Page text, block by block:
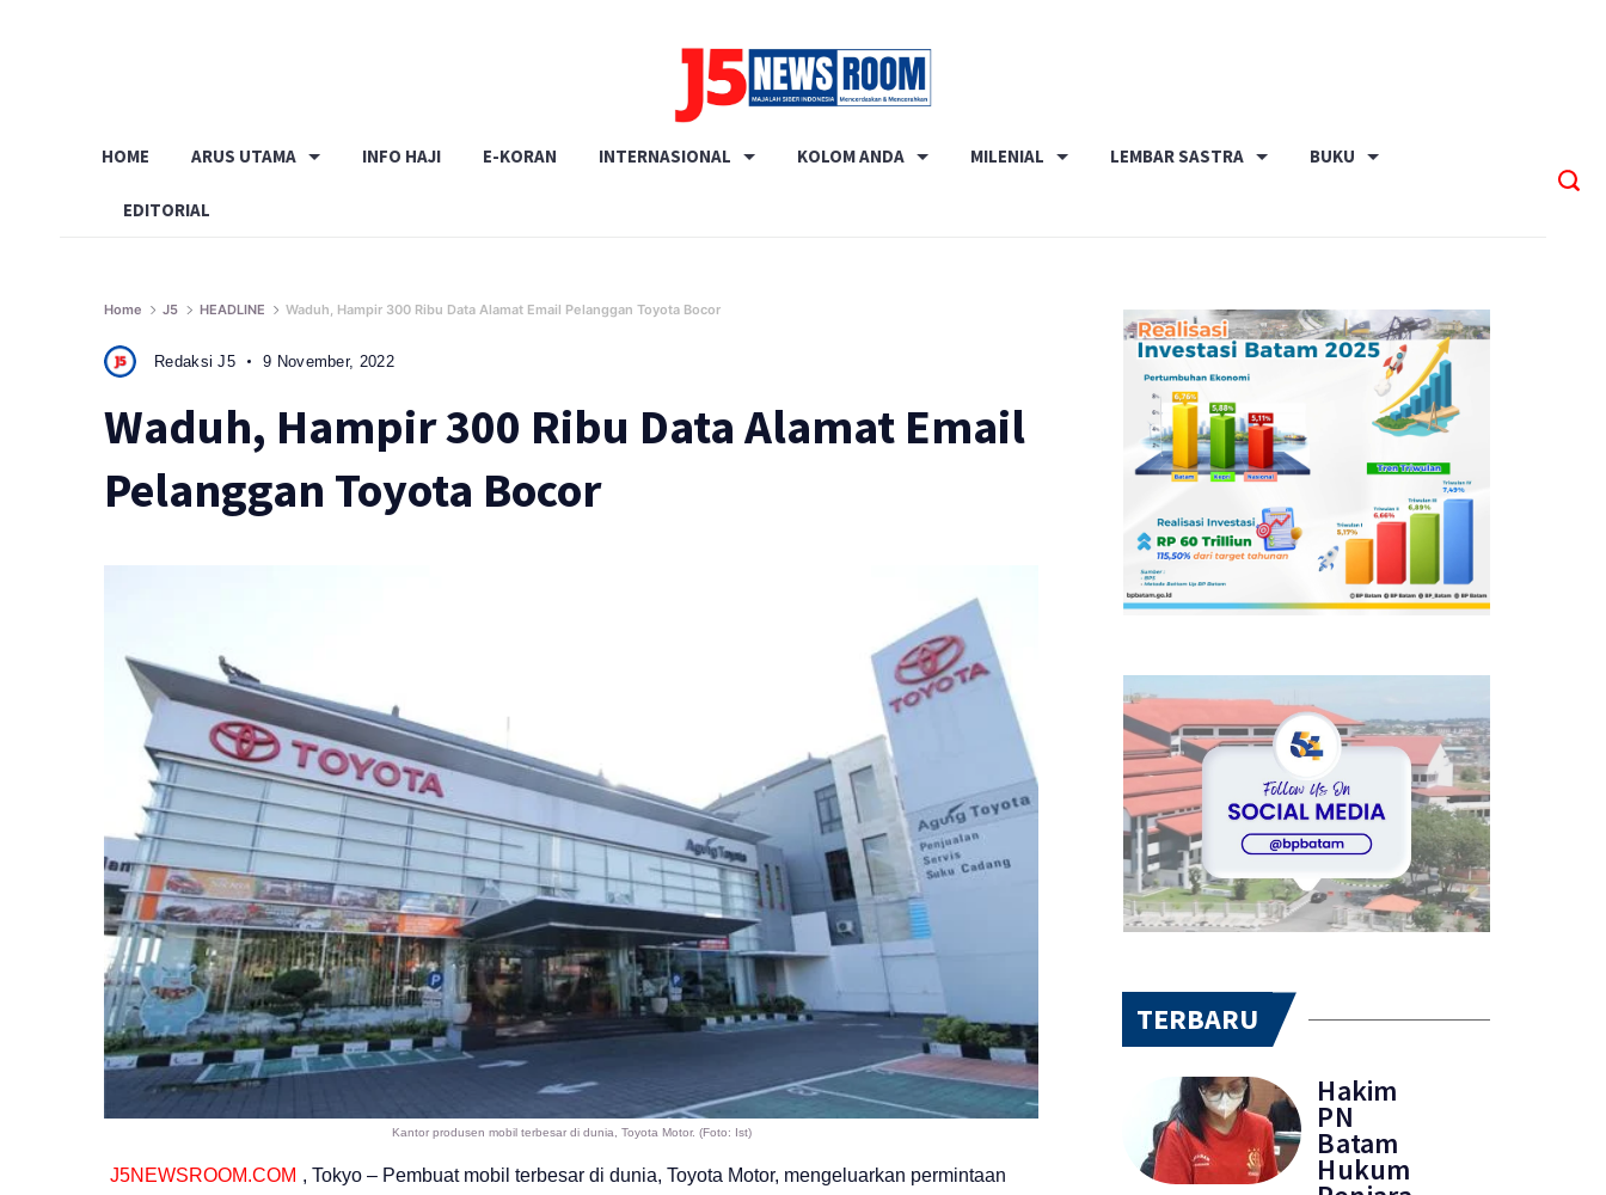
Terverifikasi
HOME ARUS UTAMA INFO HAJI E-KORAN INTERNASIONAL KOLOM ANDA MILENIAL LEMBAR SASTRA BUKU
EDITORIAL
Home J5 HEADLINE Waduh, Hampir 300 Ribu Data Alamat Email Pelanggan Toyota Bocor
Redaksi J5 9 November, 2022
Waduh, Hampir 300 Ribu Data Alamat Email
Pelanggan Toyota Bocor
Kantor produsen mobil terbesar di dunia, Toyota Motor. (Foto: Ist)
J5NEWSROOM.COM , Tokyo – Pembuat mobil terbesar di dunia, Toyota Motor, mengeluarkan permintaan
TERBARU
Hakim
PN
Batam
Hukum